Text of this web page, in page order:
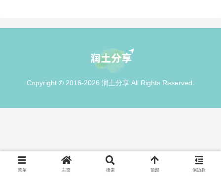
Copyright © 2016-2026 润土分享 All Rights Reserved.
菜单 主页 搜索 顶部 侧边栏